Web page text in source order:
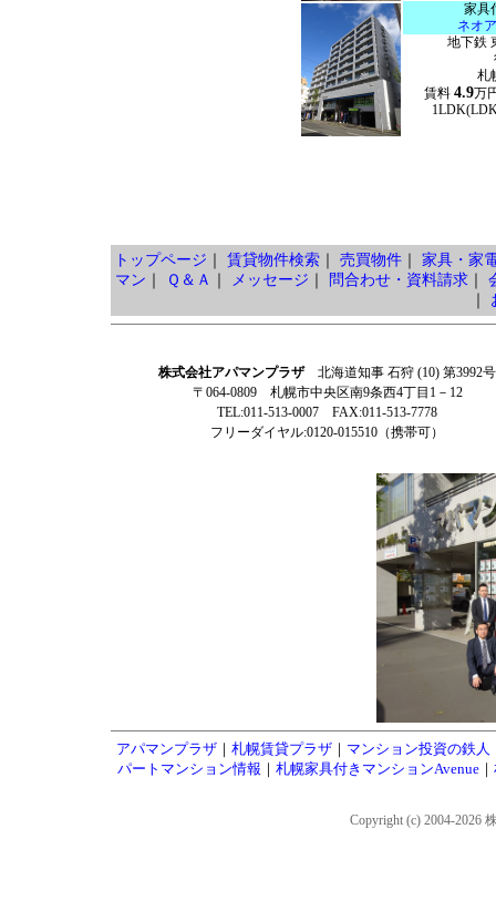
家具
ネオ
地下鉄
札
賃料 4.9万
トップページ 賃貸物件検索｜ 売買物件｜ 家具・家
マン
Ｑ＆Ａ メッセージ 問合わせ・資料請求｜
株式会社アパマンプラザ北海道知事 石狩 (10) 第3992号
〒064-0809 札幌市中央区南9条西4丁目1－12
TEL:011-513-0007 FAX:011-513-7778
フリーダイヤル:0120-015510（携帯可）
アパマンプラザ ｜ 札幌賃貸プラザ ｜ マンション投資の鉄人
パートマンション情報 ｜ 札幌家具付きマンションAvenue｜
Copyright (c) 2004-2026